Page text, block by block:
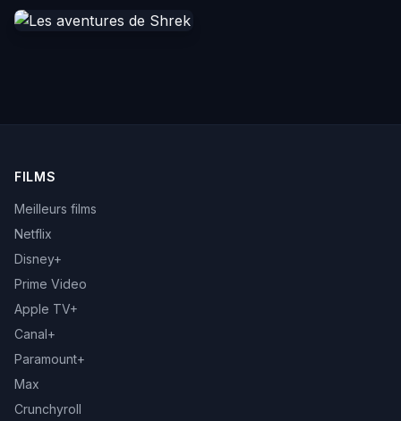
FILMS
Meilleurs films
Netflix
Disney+
Prime Video
Apple TV+
Canal+
Paramount+
Max
Crunchyroll